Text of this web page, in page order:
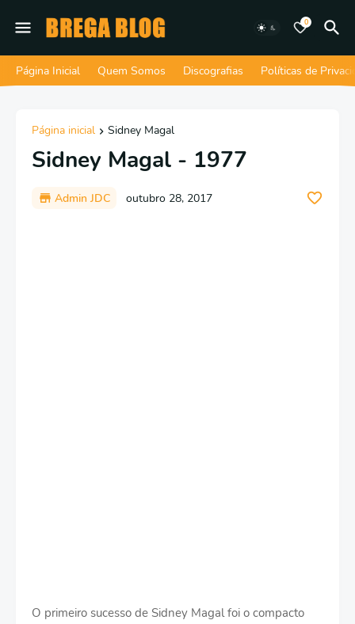
0
Página Inicial Quem Somos Discografias Políticas de
Página inicial Sidney Magal
Sidney Magal - 1977
Admin JDC outubro 28, 2017
O primeiro sucesso de Sidney Magal foi o compacto